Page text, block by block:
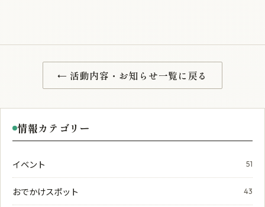
← 活動内容・お知らせ一覧に戻る
情報カテゴリー
イベント 51
おでかけスポット 43